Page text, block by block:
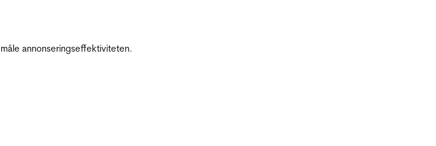
annonseringseffektiviteten.